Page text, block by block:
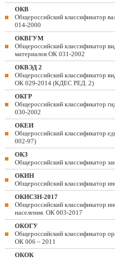
ОКВ
Общероссийский классификатор
014-2000
ОКВГУМ
Общероссийский классификатор
материалов ОК 031-2002
ОКВЭД 2
Общероссийский классификатор
ОК 029-2014 (КДЕС РЕД. 2)
ОКГР
Общероссийский классификатор
030-2002
ОКЕИ
Общероссийский классификатор
002-97)
ОКЗ
Общероссийский классификатор
ОКИН
Общероссийский классификатор
ОКИСЗН-2017
Общероссийский классификатор
населения. ОК 003-2017
ОКОГУ
Общероссийский классификатор
ОК 006 – 2011
ОКОК